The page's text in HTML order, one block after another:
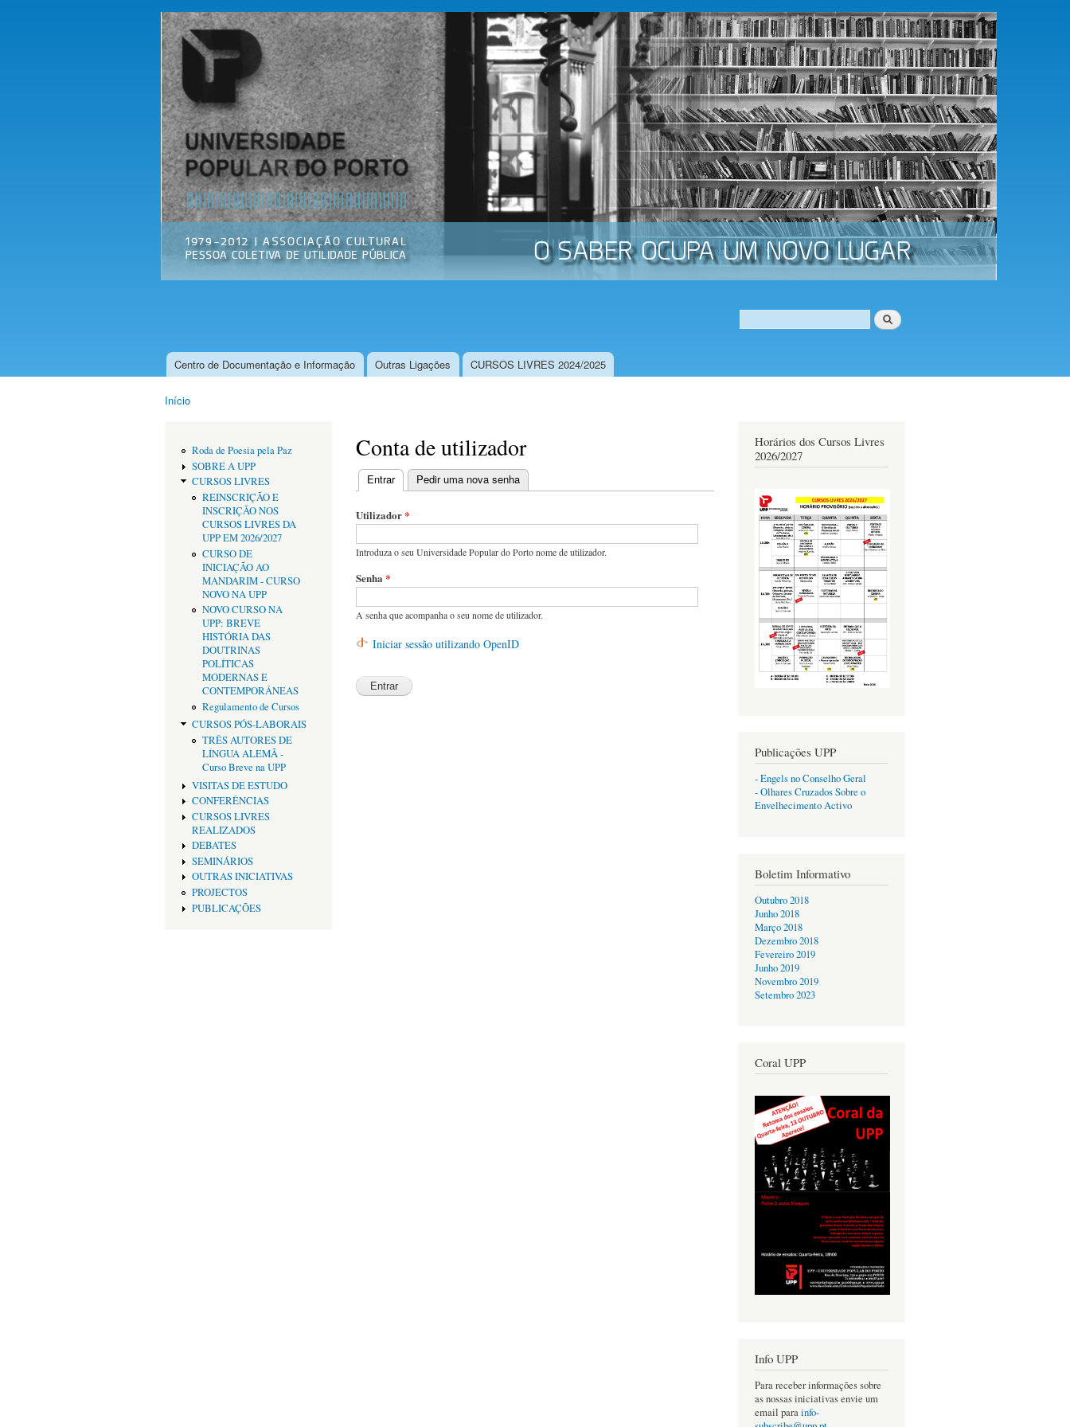
Passar
para o
conteúdo
principal
Universidade
Popular do
Porto
Associação
Cultural
Formulário de procura
Procurar
Menu principal
Centro de Documentação e Informação Outras Ligações CURSOS LIVRES 2024/2025
Início
Roda de Poesia pela Paz
SOBRE A UPP
CURSOS LIVRES
REINSCRIÇÃO E
INSCRIÇÃO NOS
CURSOS LIVRES DA
UPP EM 2026/2027
CURSO DE
INICIAÇÃO AO
MANDARIM - CURSO
NOVO NA UPP
NOVO CURSO NA
UPP: BREVE
HISTÓRIA DAS
DOUTRINAS
POLÍTICAS
MODERNAS E
CONTEMPORÂNEAS
Regulamento de Cursos
CURSOS PÓS-LABORAIS
TRÊS AUTORES DE
LÍNGUA ALEMÃ -
Curso Breve na UPP
VISITAS DE ESTUDO
CONFERÊNCIAS
CURSOS LIVRES
REALIZADOS
DEBATES
SEMINÁRIOS
OUTRAS INICIATIVAS
PROJECTOS
PUBLICAÇÕES
Conta de utilizador
Separadores primários
Entrar(separador ativo)
Pedir uma nova senha
Utilizador*
Introduza o seu Universidade Popular do Porto nome de utilizador.
Senha *
A senha que acompanha o seu nome de utilizador.
Iniciar sessão utilizando OpenID
Horários dos Cursos Livres
2026/2027
Publicações UPP
- Engels no Conselho Geral
- Olhares Cruzados Sobre o
Envelhecimento Activo
Boletim Informativo
Outubro 2018
Junho 2018
Março 2018
Dezembro 2018
Fevereiro 2019
Junho 2019
Novembro 2019
Setembro 2023
Coral UPP
Info UPP
Para receber informações sobre
as nossas iniciativas envie um
email parainfo-